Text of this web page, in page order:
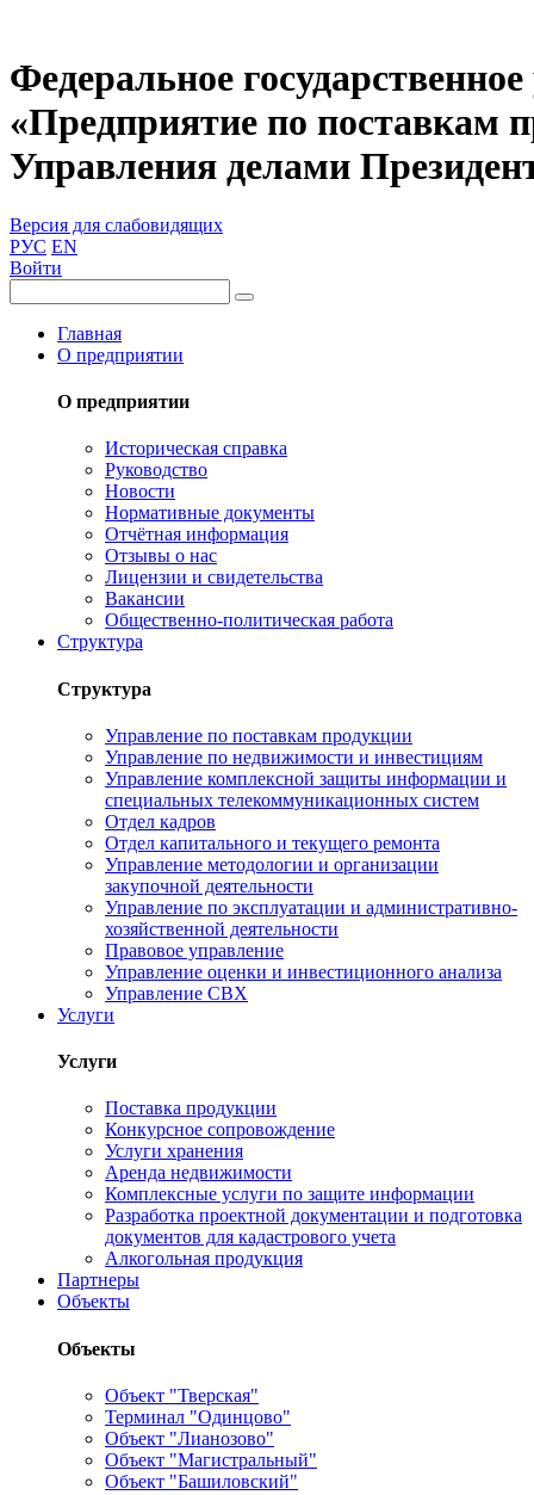
Федеральное
«Предприятие по поставкам
Управления делами
Версия для слабовидящих
РУС EN
Войти
Главная
О предприятии
О предприятии
Историческая справка
Руководство
Новости
Нормативные документы
Отчётная информация
Отзывы о нас
Лицензии и свидетельства
Вакансии
Общественно-политическая работа
Структура
Структура
Управление по поставкам продукции
Управление по недвижимости и инвестициям
Управление комплексной защиты информации и
специальных телекоммуникационных систем
Отдел кадров
Отдел капитального и текущего ремонта
Управление методологии и организации
закупочной деятельности
Управление по эксплуатации и административно-
хозяйственной деятельности
Правовое управление
Управление оценки и инвестиционного анализа
Управление СВХ
Услуги
Услуги
Поставка продукции
Конкурсное сопровождение
Услуги хранения
Аренда недвижимости
Комплексные услуги по защите информации
Разработка проектной документации и подготовка
документов для кадастрового учета
Алкогольная продукция
Партнеры
Объекты
Объекты
Объект "Тверская"
Терминал "Одинцово"
Объект "Лианозово"
Объект "Магистральный"
Объект "Башиловский"